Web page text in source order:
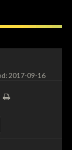
2017-09-16